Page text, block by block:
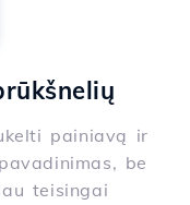
painiavą ir
be
teisingai